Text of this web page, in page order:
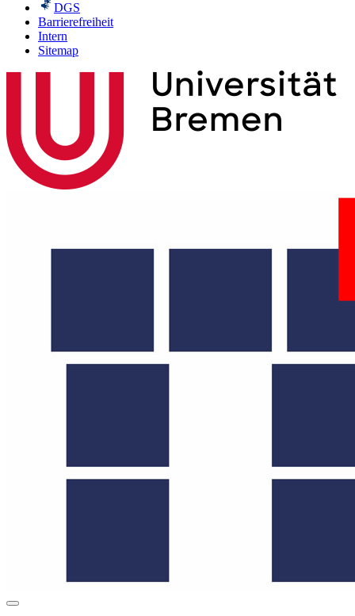
DGS
Barrierefreiheit
Intern
Sitemap